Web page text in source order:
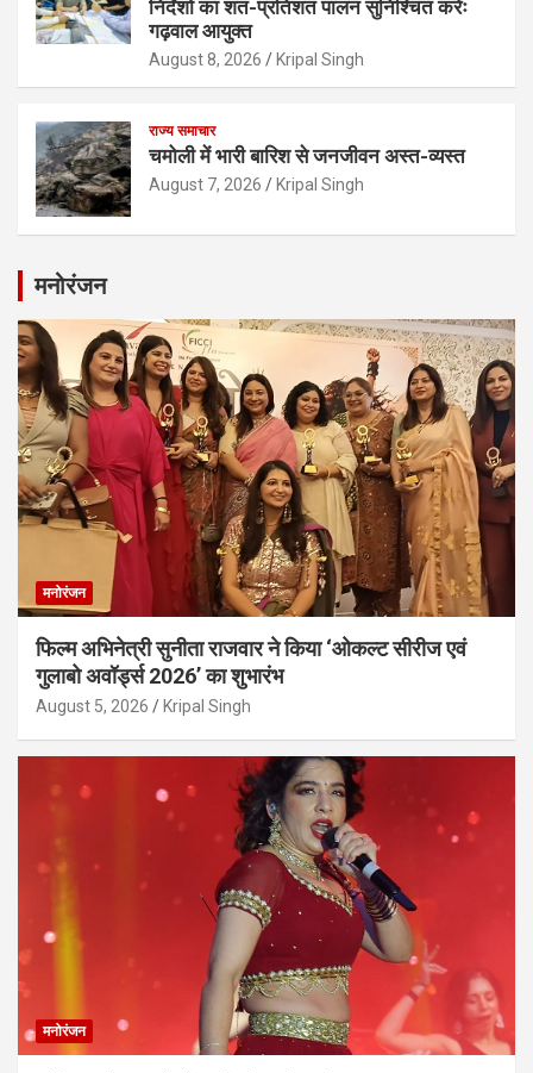
निर्देशों का शत-प्रतिशत पालन सुनिश्चित करेंः
गढ़वाल आयुक्त
August 8, 2026 Kripal Singh
राज्य समाचार
चमोली में भारी बारिश से जनजीवन अस्त-व्यस्त
August 7, 2026 Kripal Singh
मनोरंजन
मनोरंजन
फिल्म अभिनेत्री सुनीता राजवार ने किया ‘ओकल्ट सीरीज एवं
गुलाबो अवॉर्ड्स 2026’ का शुभारंभ
August 5, 2026 Kripal Singh
मनोरंजन